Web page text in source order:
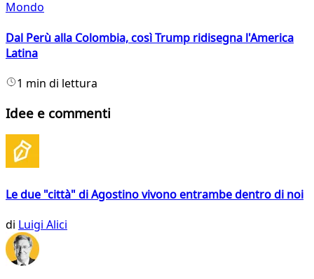
Mondo
Dal Perù alla Colombia, così Trump ridisegna l'America
Latina
1 min di lettura
Idee e commenti
Le due "città" di Agostino vivono entrambe dentro di noi
di Luigi Alici